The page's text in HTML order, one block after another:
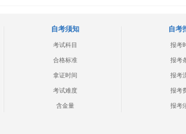
自考须知
考试科目
合格标准
拿证时间
考试难度
含金量
自考
报考
报考
报考
报考
报考